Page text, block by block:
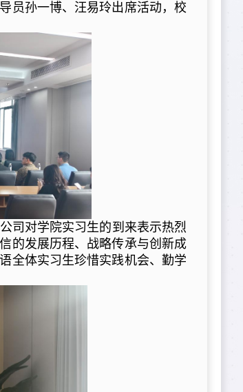
员孙一博、汪易玲出席活动，校
司对学院实习生的到来表示热烈
的发展历程、战略传承与创新成
全体实习生珍惜实践机会、勤学